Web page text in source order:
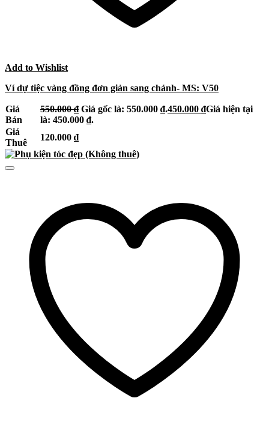
Add to Wishlist
Ví dự tiệc vàng đồng đơn giản sang chảnh- MS: V50
Giá
Bán
550.000₫ Giá gốc là: 550.000 ₫.450.000 ₫Giá hiện tại
là: 450.000 ₫.
Giá
Thuê
120.000 ₫